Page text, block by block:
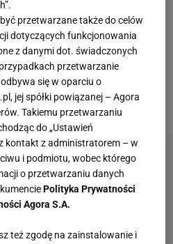
się właśnie Iga
Djoković, Jannik Sinner,
czy Qinwen Zheng.
"dużych nazwisk" będzie
przetwarzane także do celów
dotyczących funkcjonowania
z danymi dot. świadczonych
przetwarzanie
się w oparciu o
jej spółki powiązanej – Agora
Takiemu przetwarzaniu
do „Ustawień
kontakt z administratorem – w
i podmiotu, wobec którego
o przetwarzaniu danych
Polityka Prywatności
Agora S.A.
też zgodę na zainstalowanie i